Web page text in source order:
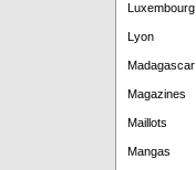
Luxembourg
Lyon
Madagascar
Magazines
Maillots
Mangas